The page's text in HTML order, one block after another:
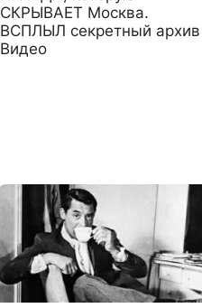
СКРЫВАЕТ Москва.
ВСПЛЫЛ секретный архив
Видео